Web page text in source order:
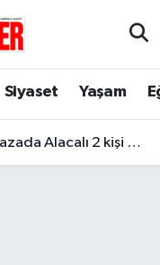
Siyaset Yaşam
2 kişi hayatını kaybetti